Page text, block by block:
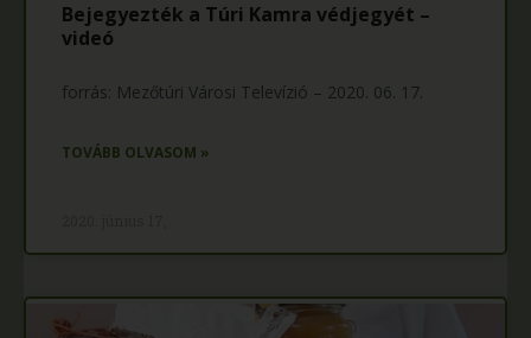
Bejegyezték a Túri Kamra védjegyét –
videó
forrás: Mezőtúri Városi Televízió – 2020. 06. 17.
TOVÁBB OLVASOM »